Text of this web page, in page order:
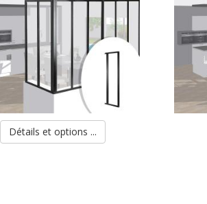
Détails et options ...